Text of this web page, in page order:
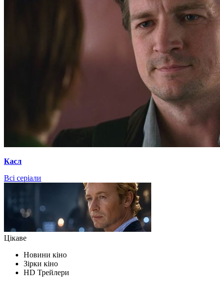
Касл
Всі серіали
Цікаве
Новини кіно
Зірки кіно
HD Трейлери